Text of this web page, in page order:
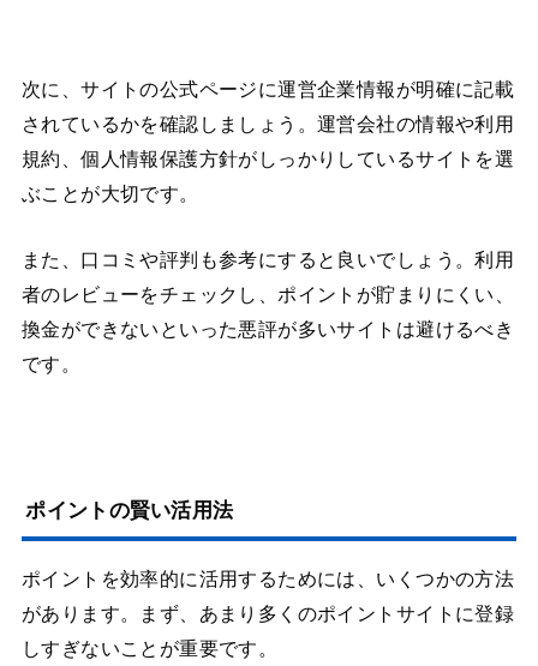
次に、サイトの公式ページに運営企業情報が明確に記載
されているかを確認しましょう。運営会社の情報や利用
規約、個人情報保護方針がしっかりしているサイトを選
ぶことが大切です。
また、口コミや評判も参考にすると良いでしょう。利用
者のレビューをチェックし、ポイントが貯まりにくい、
換金ができないといった悪評が多いサイトは避けるべき
です​​​​。
ポイントの賢い活用法
ポイントを効率的に活用するためには、いくつかの方法
があります。まず、あまり多くのポイントサイトに登録
しすぎないことが重要です。